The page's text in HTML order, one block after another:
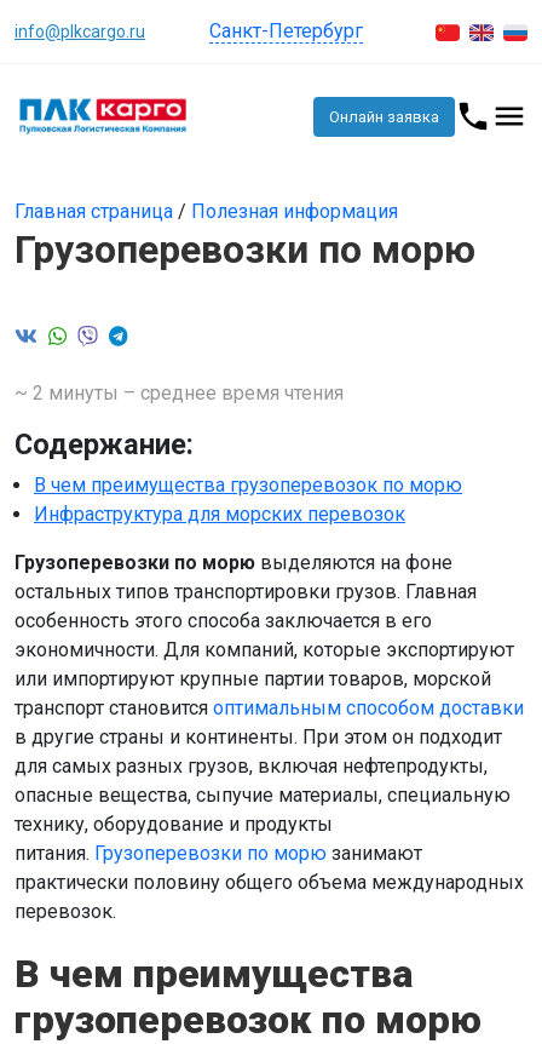
info@plkcargo.ru Санкт-Петербург
Онлайн заявка
Главная страница / Полезная информация
Грузоперевозки по морю
~ 2 минуты – среднее время чтения
Содержание:
В чем преимущества грузоперевозок по морю
Инфраструктура для морских перевозок
Грузоперевозки по морю выделяются на фоне
остальных типов транспортировки грузов. Главная
особенность этого способа заключается в его
экономичности. Для компаний, которые экспортируют
или импортируют крупные партии товаров, морской
транспорт становится оптимальным способом доставки
в другие страны и континенты. При этом он подходит
для самых разных грузов, включая нефтепродукты,
опасные вещества, сыпучие материалы, специальную
технику, оборудование и продукты
питания. Грузоперевозки по морю занимают
практически половину общего объема международных
перевозок.
В чем преимущества
грузоперевозок по морю